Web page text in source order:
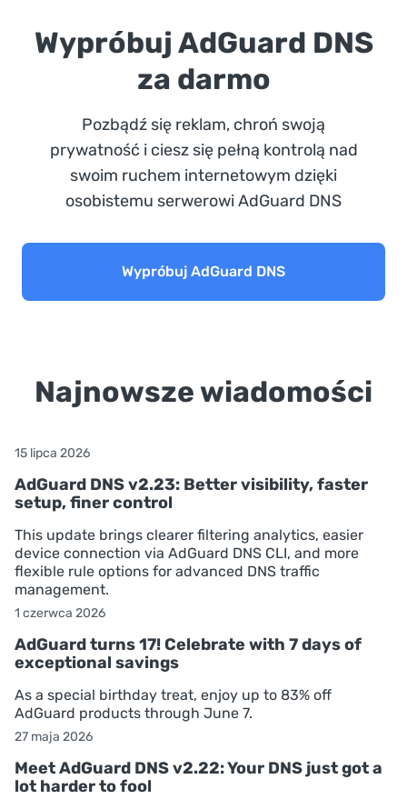
Wypróbuj AdGuard DNS
za darmo
Pozbądź się reklam, chroń swoją
prywatność i ciesz się pełną kontrolą nad
swoim ruchem internetowym dzięki
osobistemu serwerowi AdGuard DNS
Wypróbuj AdGuard DNS
Najnowsze wiadomości
15 lipca 2026
AdGuard DNS v2.23: Better visibility, faster
setup, finer control
This update brings clearer filtering analytics, easier
device connection via AdGuard DNS CLI, and more
flexible rule options for advanced DNS traffic
management.
1 czerwca 2026
AdGuard turns 17! Celebrate with 7 days of
exceptional savings
As a special birthday treat, enjoy up to 83% off
AdGuard products through June 7.
27 maja 2026
Meet AdGuard DNS v2.22: Your DNS just got a
lot harder to fool